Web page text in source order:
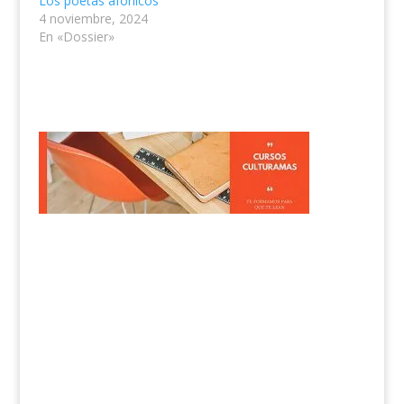
4 noviembre, 2024
En «Dossier»